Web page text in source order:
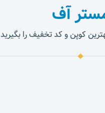
آف
کوپن و کد تخفیف را بگیرید